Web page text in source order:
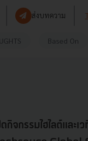
ส่งบทความ
Based On
ดกิจกรรมไฮไลต์และเ